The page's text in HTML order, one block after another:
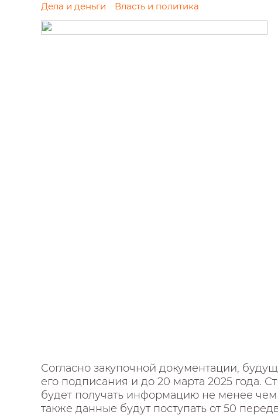
Дела и деньги Власть и политика
Согласно закупочной документации,
его подписания и до 20 марта 2025 года.
будет получать информацию не менее чем
также данные будут поступать от 50